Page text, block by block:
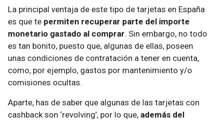
La principal ventaja de este tipo de tarjetas en España
es que te permiten recuperar parte del importe
monetario gastado al comprar. Sin embargo, no todo
es tan bonito, puesto que, algunas de ellas, poseen
unas condiciones de contratación a tener en cuenta,
como, por ejemplo, gastos por mantenimiento y/o
comisiones ocultas.
Aparte, has de saber que algunas de las tarjetas con
cashback son ‘revolving’, por lo que, además del